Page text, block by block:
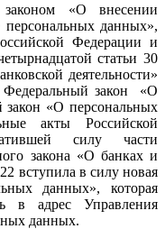
«О внесении
данных»,
Федерации и
статьи 30
деятельности»
закон «О
«О персональных
акты Российской
силу части
закона «О банках и
вступила в силу новая
данных», которая
в адрес Управления
данных.